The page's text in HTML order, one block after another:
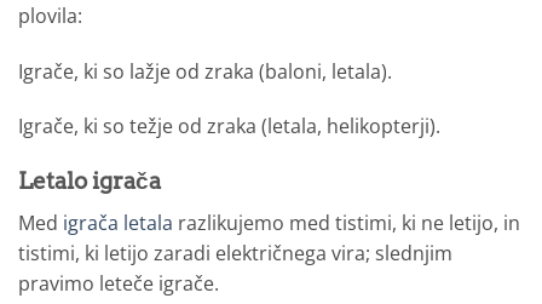
plovila:
Igrače, ki so lažje od zraka (baloni, letala).
Igrače, ki so težje od zraka (letala, helikopterji).
Letalo igrača
Med igrača letala razlikujemo med tistimi, ki ne letijo, in
tistimi, ki letijo zaradi električnega vira; slednjim
pravimo leteče igrače.